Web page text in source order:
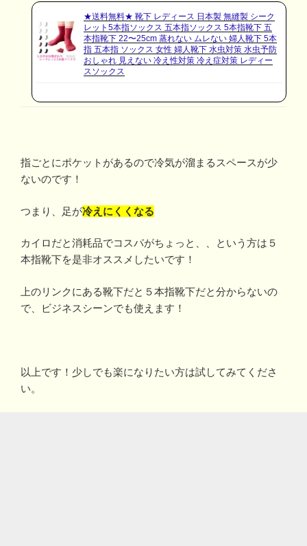
★送料無料★ 靴下 レディース 日本製 無縫製 シーク
レット5本指ソックス 五本指ソックス 5本指靴下 五
本指靴下 22〜25cm 蒸れない ムレない 婦人靴下 5本
指 五本指 ソックス 女性 婦人靴下 水虫対策 水虫予防
おしゃれ 見えない 冷え性対策 冷え症対策 レディー
スソックス
指ごとにポケットがあるので冷気が溜まるスペースが少
ないのです！
つまり、足が冷えにくくなる
カイロだと消耗品でコスパがちょっと、、という方は５
本指靴下を是非オススメしたいです！
上のリンクにある靴下だと５本指靴下だと分からないの
で、ビジネスシーンでも使えます！
以上です！少しでも楽になりたい方は試してみてくださ
い。